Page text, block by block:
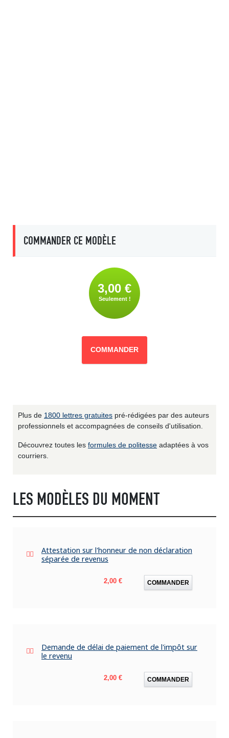
COMMANDER CE MODÈLE
3,00 €
Seulement !
COMMANDER
Plus de 1800 lettres gratuites pré-rédigées par des auteurs
professionnels et accompagnées de conseils d'utilisation.
Découvrez toutes les formules de politesse adaptées à vos
courriers.
LES MODÈLES DU MOMENT
Attestation sur l'honneur de non déclaration
séparée de revenus
Prix
2,00 € COMMANDER
Demande de délai de paiement de l'impôt sur
le revenu
Prix
2,00 € COMMANDER